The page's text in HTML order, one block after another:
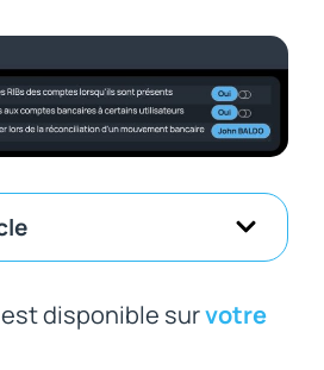
disponible survotre